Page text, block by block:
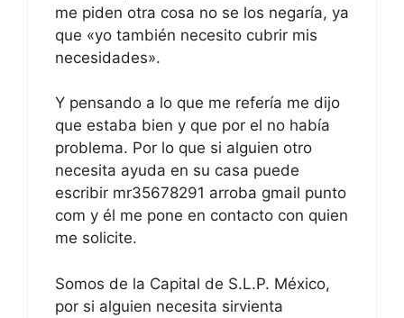
me piden otra cosa no se los negaría, ya
que «yo también necesito cubrir mis
necesidades».
Y pensando a lo que me refería me dijo
que estaba bien y que por el no había
problema. Por lo que si alguien otro
necesita ayuda en su casa puede
escribir mr35678291 arroba gmail punto
com y él me pone en contacto con quien
me solicite.
Somos de la Capital de S.L.P. México,
por si alguien necesita sirvienta